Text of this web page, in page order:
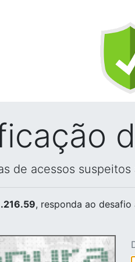
de acessos
, responda ao desafio